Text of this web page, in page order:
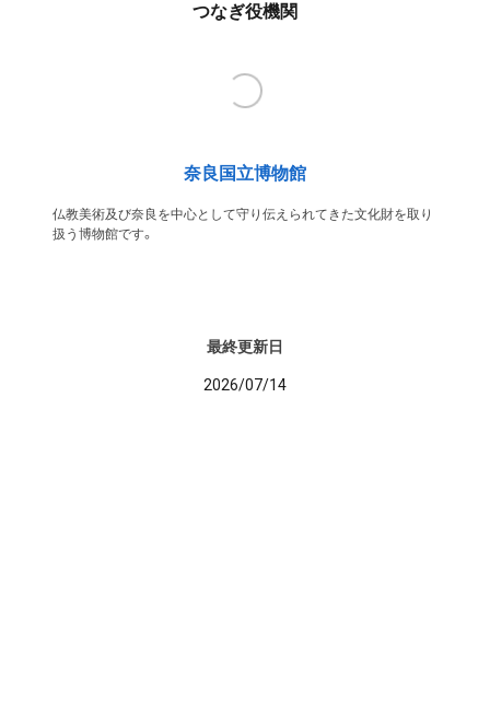
つなぎ役機関
奈良国立博物館
仏教美術及び奈良を中心として守り伝えられてきた文化財を取り
扱う博物館です。
最終更新日
2026/07/14